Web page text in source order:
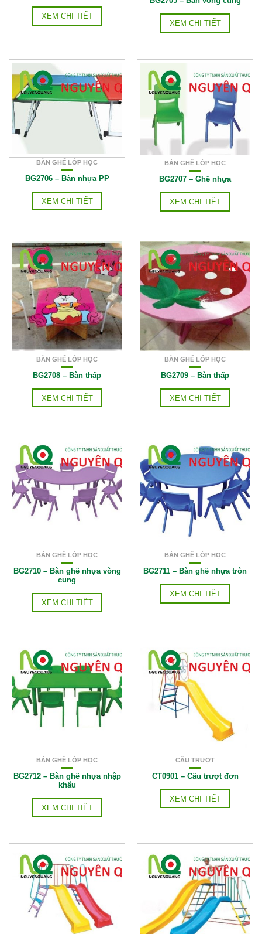
XEM CHI TIẾT
XEM CHI TIẾT
BÀN GHẾ LỚP HỌC
BG2706 – Bàn nhựa PP
XEM CHI TIẾT
BÀN GHẾ LỚP HỌC
BG2707 – Ghế nhựa
XEM CHI TIẾT
BÀN GHẾ LỚP HỌC
BG2708 – Bàn thấp
XEM CHI TIẾT
BÀN GHẾ LỚP HỌC
BG2709 – Bàn thấp
XEM CHI TIẾT
BÀN GHẾ LỚP HỌC
BG2710 – Bàn ghế nhựa vòng
cung
XEM CHI TIẾT
BÀN GHẾ LỚP HỌC
BG2711 – Bàn ghế nhựa tròn
XEM CHI TIẾT
BÀN GHẾ LỚP HỌC
BG2712 – Bàn ghế nhựa nhập
khẩu
XEM CHI TIẾT
CẦU TRƯỢT
CT0901 – Cầu trượt đơn
XEM CHI TIẾT